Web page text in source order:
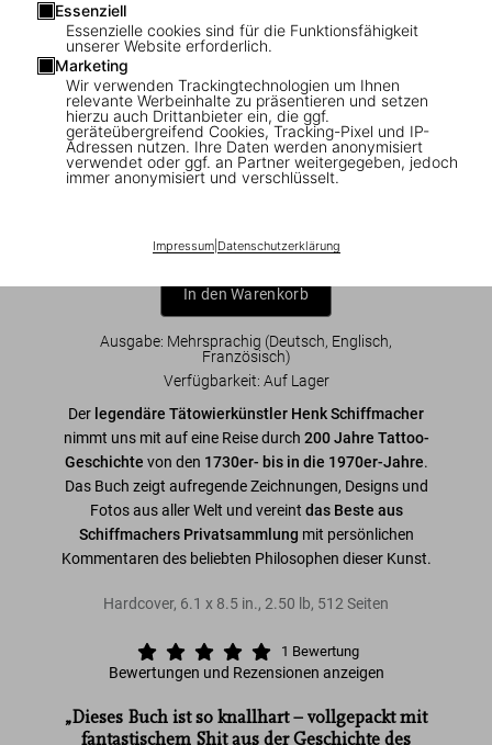
Essenziell
Essenzielle cookies sind für die Funktionsfähigkeit
unserer Website erforderlich.
Marketing
Wir verwenden Trackingtechnologien um Ihnen
relevante Werbeinhalte zu präsentieren und setzen
hierzu auch Drittanbieter ein, die ggf.
geräteübergreifend Cookies, Tracking-Pixel und IP-
Adressen nutzen. Ihre Daten werden anonymisiert
verwendet oder ggf. an Partner weitergegeben, jedoch
immer anonymisiert und verschlüsselt.
Impressum| Datenschutzerklärung
1/9
TATTOO. Henk Schiffmacher’s Private
Collection. 45th Ed.
In den Warenkorb
Ausgabe: Mehrsprachig (Deutsch, Englisch,
Französisch)
Verfügbarkeit: Auf Lager
Der legendäre Tätowierkünstler Henk Schiffmacher
nimmt uns mit auf eine Reise durch 200 Jahre Tattoo-
Geschichte von den 1730er- bis in die 1970er-Jahre.
Das Buch zeigt aufregende Zeichnungen, Designs und
Fotos aus aller Welt und vereint das Beste aus
Schiffmachers Privatsammlung mit persönlichen
Kommentaren des beliebten Philosophen dieser Kunst.
Hardcover, 6.1 x 8.5 in., 2.50 lb, 512 Seiten
1 Bewertung
Bewertungen und Rezensionen anzeigen
„Dieses Buch ist so knallhart – vollgepackt mit
fantastischem Shit aus der Geschichte des